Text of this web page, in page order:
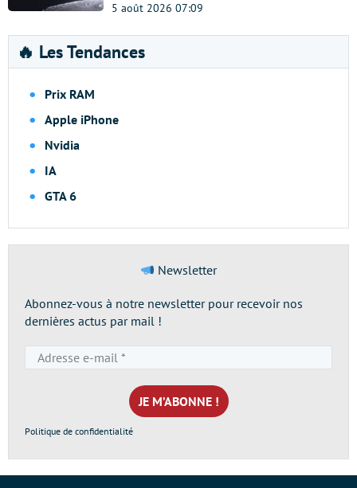
5 août 2026 07:09
🔥 Les Tendances
Prix RAM
Apple iPhone
Nvidia
IA
GTA 6
Newsletter
Abonnez-vous à notre newsletter pour recevoir nos
dernières actus par mail !
e-
mail
*
Politique de confidentialité